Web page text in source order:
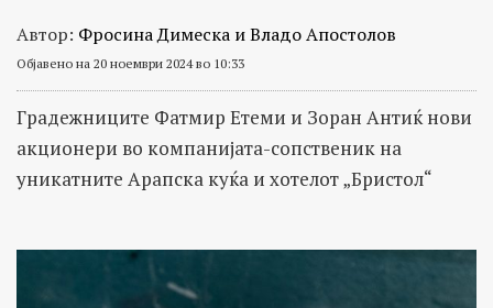
Автор: Фросина Димеска и Владо Апостолов
Објавено на 20 ноември 2024 во 10:33
Градежниците Фатмир Етеми и Зоран Антиќ нови
акционери во компанијата-сопственик на
уникатните Арапска куќа и хотелот „Бристол“